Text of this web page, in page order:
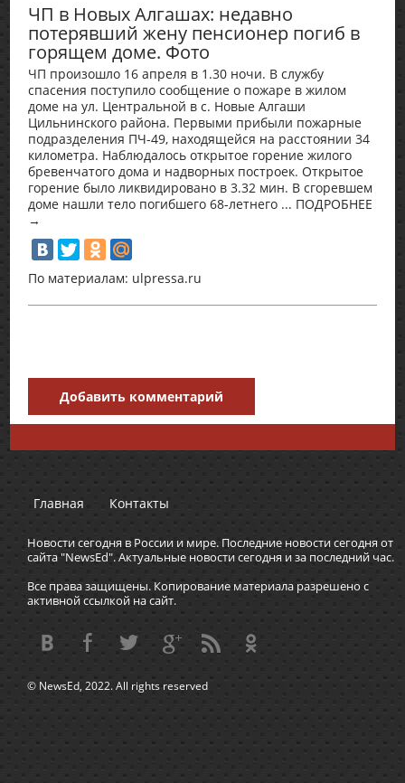
ЧП в Новых Алгашах: недавно
потерявший жену пенсионер погиб в
горящем доме. Фото
ЧП произошло 16 апреля в 1.30 ночи. В службу
спасения поступило сообщение о пожаре в жилом
доме на ул. Центральной в с. Новые Алгаши
Цильнинского района. Первыми прибыли пожарные
подразделения ПЧ-49, находящейся на расстоянии 34
километра. Наблюдалось открытое горение жилого
бревенчатого дома и надворных построек. Открытое
горение было ликвидировано в 3.32 мин. В сгоревшем
доме нашли тело погибшего 68-летнего ... ПОДРОБНЕЕ
→
По материалам: ulpressa.ru
Добавить комментарий
Главная Контакты
Новости сегодня в России и мире. Последние новости сегодня от
сайта "NewsEd". Актуальные новости сегодня и за последний час.
Все права защищены. Копирование материала разрешено с
активной ссылкой на сайт.
© NewsEd, 2022. All rights reserved